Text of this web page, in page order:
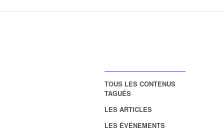
TOUS LES CONTENUS
TAGUÉS
LES ARTICLES
LES ÉVÉNEMENTS